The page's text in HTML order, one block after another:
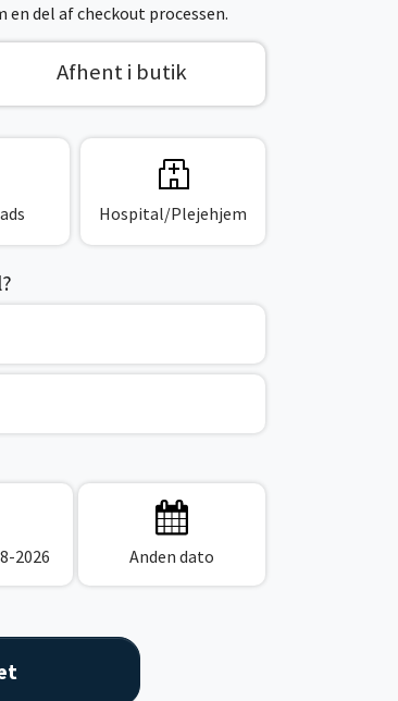
del af checkout processen.
Afhent i butik
Hospital/Plejehjem
2026 Anden dato